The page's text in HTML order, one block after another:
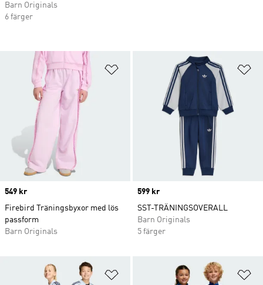
Lägg till på önskelistan
Price
549 kr
Firebird Träningsbyxor med lös
passform
Barn Originals
Price
599 kr
SST-TRÄNINGSOVERALL
Barn Originals
5 färger
Lägg till på önskelistan
Barn Originals
6 färger